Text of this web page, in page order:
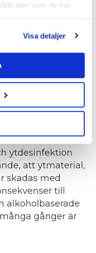
eller som de har
Visa detaljer
såväl
dessa påverkar
att skador från
ytdesinfektion
att ytmaterial,
skadas med
till
alkoholbaserade
gånger är